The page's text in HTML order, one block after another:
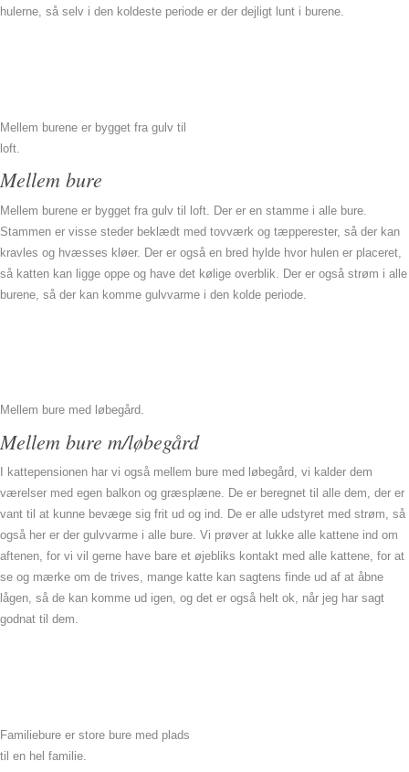
hulerne, så selv i den koldeste periode er der dejligt lunt i burene.
Mellem burene er bygget fra gulv til
loft.
Mellem bure
Mellem burene er bygget fra gulv til loft. Der er en stamme i alle bure.
Stammen er visse steder beklædt med tovværk og tæpperester, så der kan
kravles og hvæsses kløer. Der er også en bred hylde hvor hulen er placeret,
så katten kan ligge oppe og have det kølige overblik. Der er også strøm i alle
burene, så der kan komme gulvvarme i den kolde periode.
Mellem bure med løbegård.
Mellem bure m/løbegård
I kattepensionen har vi også mellem bure med løbegård, vi kalder dem
værelser med egen balkon og græsplæne. De er beregnet til alle dem, der er
vant til at kunne bevæge sig frit ud og ind. De er alle udstyret med strøm, så
også her er der gulvvarme i alle bure. Vi prøver at lukke alle kattene ind om
aftenen, for vi vil gerne have bare et øjebliks kontakt med alle kattene, for at
se og mærke om de trives, mange katte kan sagtens finde ud af at åbne
lågen, så de kan komme ud igen, og det er også helt ok, når jeg har sagt
godnat til dem.
Familiebure er store bure med plads
til en hel familie.